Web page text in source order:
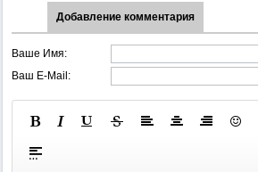
Добавление комментария
Ваше Имя:
Ваш E-Mail: